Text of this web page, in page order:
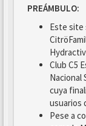
PREÁMBULO:
Este site
Club C5
Nacional
cuya
usuarios
Pese a